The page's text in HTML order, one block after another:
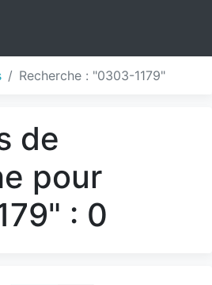
Recherche : "0303-1179"
de
pour
: 0